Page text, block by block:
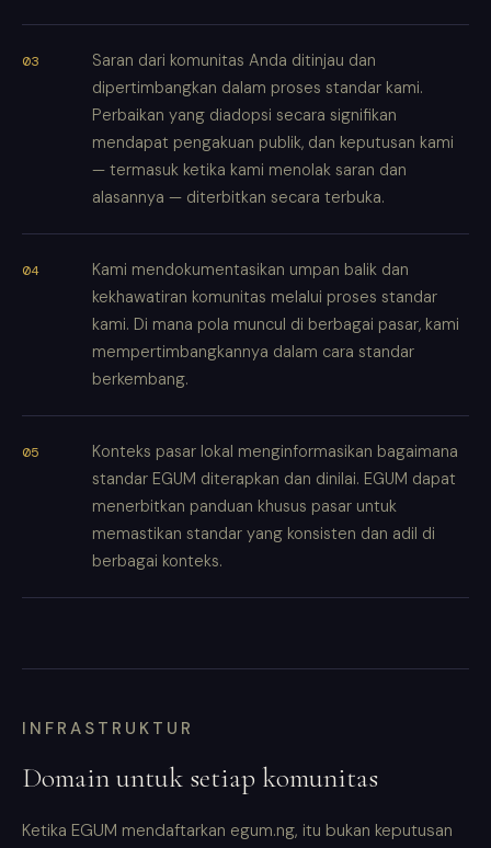
Saran dari komunitas Anda ditinjau dan
dipertimbangkan dalam proses standar kami.
Perbaikan yang diadopsi secara signifikan
mendapat pengakuan publik, dan keputusan kami
— termasuk ketika kami menolak saran dan
alasannya — diterbitkan secara terbuka.
Kami mendokumentasikan umpan balik dan
kekhawatiran komunitas melalui proses standar
kami. Di mana pola muncul di berbagai pasar, kami
mempertimbangkannya dalam cara standar
berkembang.
Konteks pasar lokal menginformasikan bagaimana
standar EGUM diterapkan dan dinilai. EGUM dapat
menerbitkan panduan khusus pasar untuk
memastikan standar yang konsisten dan adil di
berbagai konteks.
INFRASTRUKTUR
Domain untuk setiap komunitas
Ketika EGUM mendaftarkan egum.ng, itu bukan keputusan